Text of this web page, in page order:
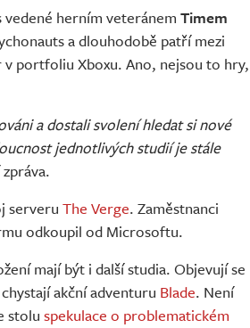
herním veteránem Timem
a dlouhodobě patří mezi
portfoliu Xboxu. Ano, nejsou to hry,
a dostali svolení hledat si nové
jednotlivých studií je stále
serveru The Verge. Zaměstnanci
odkoupil od Microsoftu.
mají být i další studia. Objevují se
akční adventuru Blade. Není
stoluspekulace o problematickém